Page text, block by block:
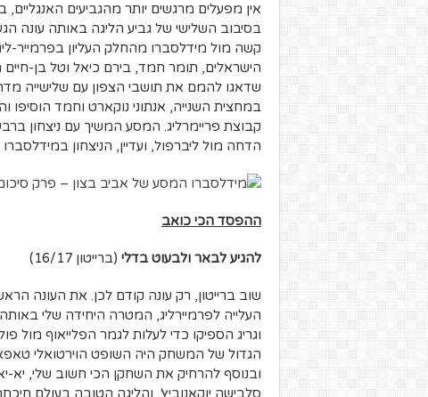
אין מפעלים מרגשים יותר מהגביעים
בסיבוב השלישי של גביע הליגה באותה עונה
קשה מול מידלסברו מהחלק העליון בפרמייר-
הישראלים, תומר חמד, בירם כיאל וטל בן-חיים
שדאגו להמם את תושבי הצפון עם שלישייה
קבוצת פריימרליג. המסע המשיך עם ניצחון
הדחה מול ליברפול, ועדיין, הניצחון
ההפסד הכי כואב
להגיע לבאר ולבעוט בדלי (ברייטון 16/17)
שוב ברייטון, רק עונה קודם לכן. את העונה
העלייה לפרמיירליג, המטרה היחידה שלי
הגדול של המשחק היה השופט הוירטואלי
סלבישה יוקאנוביץ', והליגה הטובה בעולם